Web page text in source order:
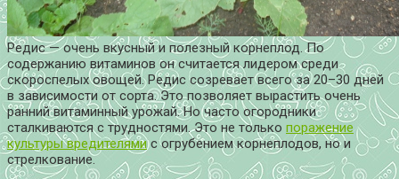
Редис — очень вкусный и полезный корнеплод. По
содержанию витаминов он считается лидером среди
скороспелых овощей. Редис созревает всего за 20–30 дней
в зависимости от сорта. Это позволяет вырастить очень
ранний витаминный урожай. Но часто огородники
сталкиваются с трудностями. Это не только поражение
культуры вредителямис огрубением корнеплодов, но и
стрелкование.